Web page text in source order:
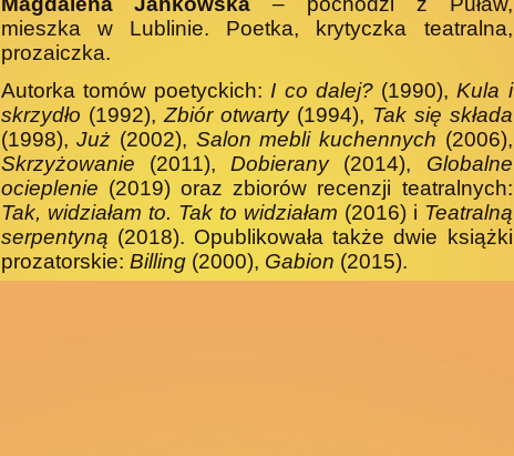
mieszka w Lublinie. Poetka, krytyczka teatralna,
prozaiczka.
Autorka tomów poetyckich: I co dalej?(1990),Kula i
skrzydło (1992), Zbiór otwarty(1994), Tak się składa
(1998),Już (2002), Salon mebli kuchennych (2006),
Skrzyżowanie (2011),Dobierany(2014), Globalne
ocieplenie (2019) oraz zbiorów recenzji teatralnych:
Tak, widziałam to. Tak to widziałam (2016) i Teatralną
serpentyną (2018). Opublikowała także dwie książki
prozatorskie: Billing(2000), Gabion (2015).